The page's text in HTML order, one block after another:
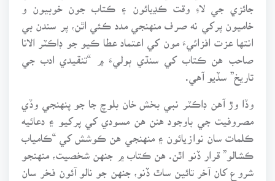
جائزي جي لاءِ وقت ڪڍيائون ۽ ڪتاب جون خوبيون و
خاميون پرکي نه صرف منهنجي مدد ڪئي اٿن، پر سندن بي
انتها عزت افزائيءَ مون کي اعتماد عطا ڪيو جو ڊاڪٽر الانا
صاحب هن ڪتاب کي سنڌي ٻوليءَ ۾ “تنقيدي ادب جي
تاريخ” سڏيو آهي.
وڏا وڙ آهن ڊاڪٽر نبي بخش خان بلوچ جا جو پنهنجي وڏي
مصروفيت جي باوجود هنن هن مسودي کي پرکيو ۽ دعائيه
ڪلمات سان نوازيائون ۽ منهنجي هن ڪوشش کي “ڪامياب
ڪشالو” قرار ڏنو اٿن. هن ڪتاب ۾ جنهن شخصيت، منهنجو
شروع کان آخر تائين ساٿ ڏنو، جنهن جو نالو آئون فخر سان